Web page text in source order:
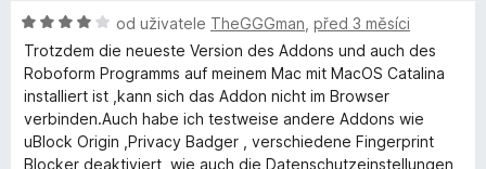
e
r
n
:
5
z
5
n
o
c
e
n
:
H
o
d
n
o
c
e
od uživatele TheGGGman před 3 měsíci
Trotzdem die neueste Version des Addons und auch des
Roboform Programms auf meinem Mac mit MacOS Catalina
installiert ist ,kann sich das Addon nicht im Browser
verbinden.Auch habe ich testweise andere Addons wie
uBlock Origin ,Privacy Badger , verschiedene Fingerprint
Blocker deaktiviert ,wie auch die Datenschutzeinstellungen